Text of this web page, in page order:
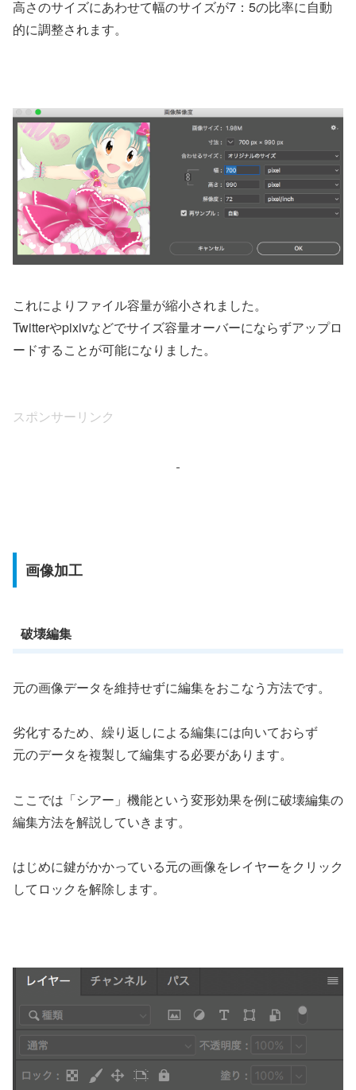
高さのサイズにあわせて幅のサイズが7：5の比率に自動
的に調整されます。
これによりファイル容量が縮小されました。
Twitterやpixivなどでサイズ容量オーバーにならずアップロ
ードすることが可能になりました。
スポンサーリンク
画像加工
破壊編集
元の画像データを維持せずに編集をおこなう方法です。
劣化するため、繰り返しによる編集には向いておらず
元のデータを複製して編集する必要があります。
ここでは「シアー」機能という変形効果を例に破壊編集の
編集方法を解説していきます。
はじめに鍵がかかっている元の画像をレイヤーをクリック
してロックを解除します。